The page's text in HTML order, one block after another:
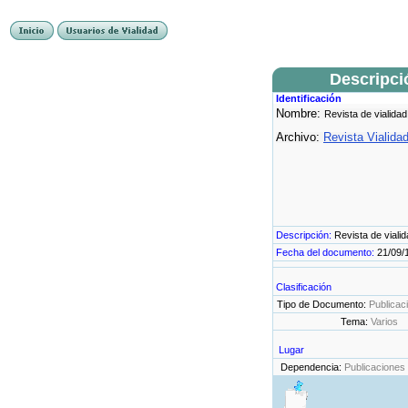
Identificación
Nombre: Revista de
Archivo: Revista
Descripción: Revista de
Fecha del documento: 21/09/
Clasificación
Tipo de Documento:
Tema: Varios
Lugar
Dependencia: Publicaciones